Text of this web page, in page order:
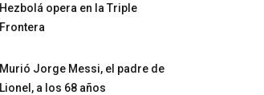
Hezbolá opera en la Triple
Frontera
Murió Jorge Messi, el padre de
Lionel, a los 68 años